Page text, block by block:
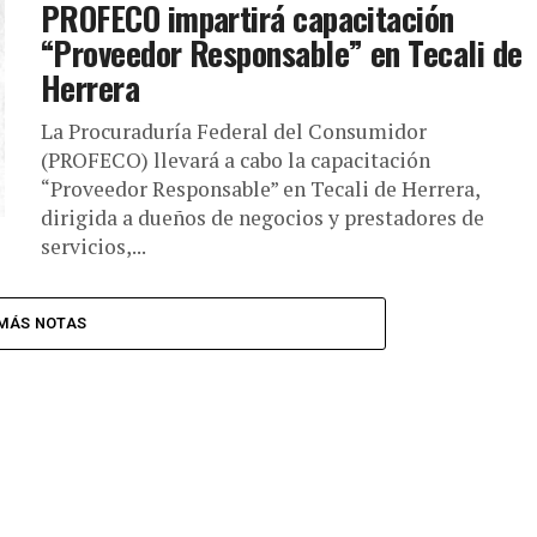
PROFECO impartirá capacitación
“Proveedor Responsable” en Tecali de
Herrera
La Procuraduría Federal del Consumidor
(PROFECO) llevará a cabo la capacitación
“Proveedor Responsable” en Tecali de Herrera,
dirigida a dueños de negocios y prestadores de
servicios,...
NOTAS